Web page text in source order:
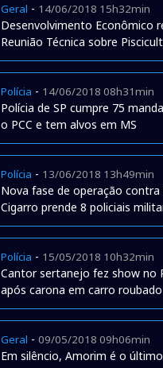
Geral - 14/06/2018 15h32min
Desenvolvimento Econômico
Reunião Técnica sobre
Polícia - 14/06/2018 08h31min
Polícia de SP cumpre 75
o PCC e tem alvos em MS
Polícia - 13/06/2018 13h49min
Nova fase de operação
Cigarro prende 8 policiais
Polícia - 15/05/2018 10h32min
Cantor sertanejo fez show no
após carona em carro roubado
Geral -09/05/2018 09h06min
Em silêncio, Amorim é o